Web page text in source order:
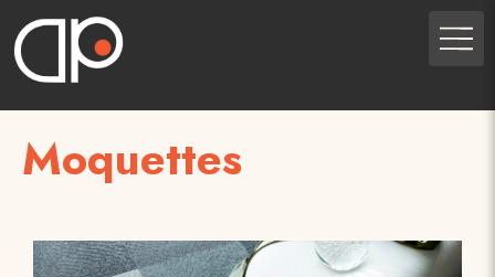
Moquettes